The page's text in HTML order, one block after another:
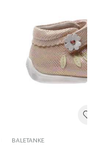
BALETANKE